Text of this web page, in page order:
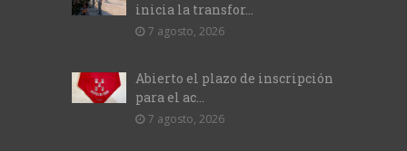
inicia la transfor...
7 agosto, 2026
Abierto el plazo de inscripción
para el ac...
7 agosto, 2026